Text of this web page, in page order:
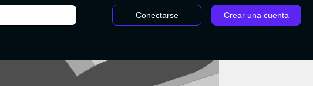
Conectarse Crear una cuenta